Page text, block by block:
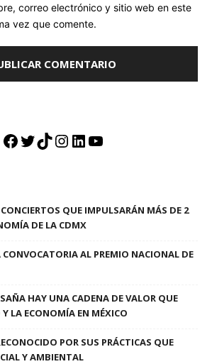
correo electrónico y sitio web en este
vez que comente.
Facebook
Twitter
TikTok
Instagram
LinkedIn
YouTube
QUE IMPULSARÁN MÁS DE 2
DE LA CDMX
AL PREMIO NACIONAL DE
HAY UNA CADENA DE VALOR QUE
LA ECONOMÍA EN MÉXICO
POR SUS PRÁCTICAS QUE
Y AMBIENTAL